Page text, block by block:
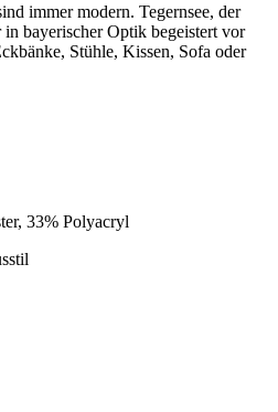
immer modern. Tegernsee, der
bayerischer Optik begeistert vor
Stühle, Kissen, Sofa oder
33% Polyacryl